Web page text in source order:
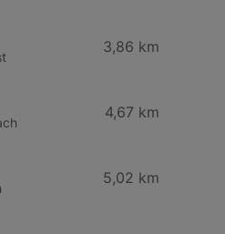
3,86 km
4,67 km
5,02 km